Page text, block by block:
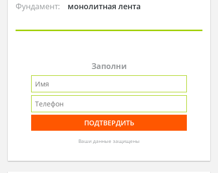
Фундамент: монолитная лента
Заполни
Ваши данные защищены